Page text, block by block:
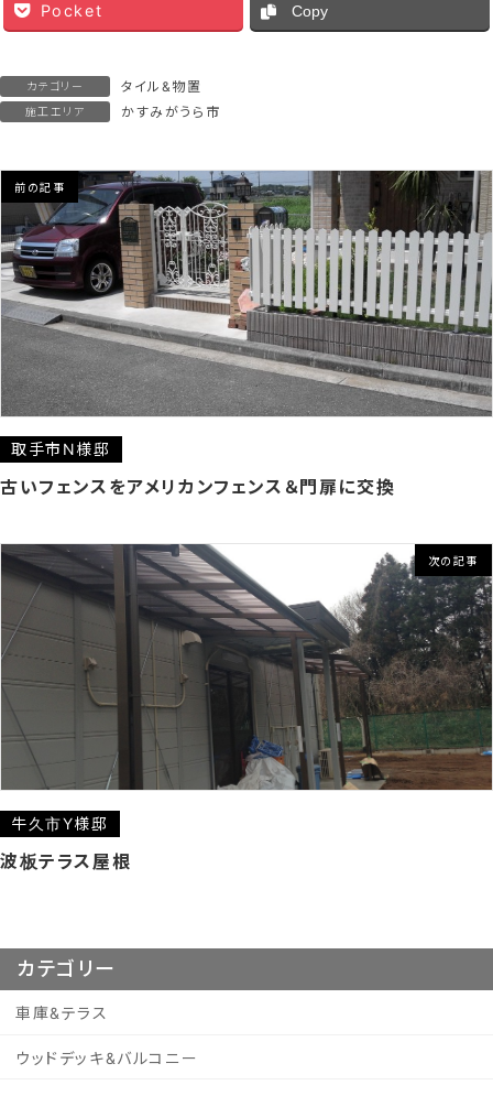
Pocket Copy
カテゴリー タイル&物置
施工エリア かすみがうら市
前の記事
取手市N様邸
古いフェンスをアメリカンフェンス＆門扉に交換
次の記事
牛久市Y様邸
波板テラス屋根
カテゴリー
車庫&テラス
ウッドデッキ&バルコニー